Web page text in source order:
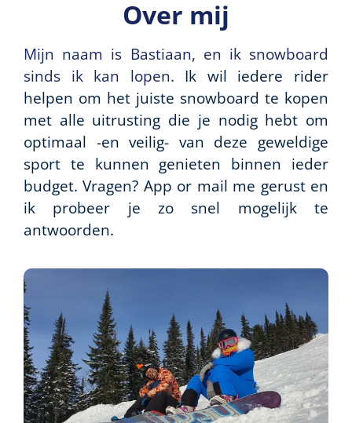
Over mij
Mijn naam is Bastiaan, en ik snowboard
sinds ik kan lopen. Ik wil iedere rider
helpen om het juiste snowboard te kopen
met alle uitrusting die je nodig hebt om
optimaal -en veilig- van deze geweldige
sport te kunnen genieten binnen ieder
budget. Vragen? App or mail me gerust en
ik probeer je zo snel mogelijk te
antwoorden.